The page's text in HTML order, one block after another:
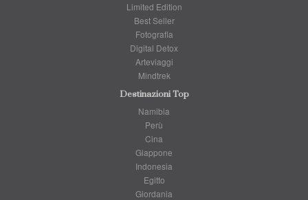
Limited Edition
Best Seller
Fotografia
Digital Detox
Arteviaggi
Mindtrek
Destinazioni Top
Namibia
Perù
Cina
Giappone
Indonesia
Egitto
Giordania